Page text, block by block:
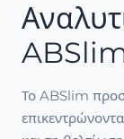
Το ABSlim